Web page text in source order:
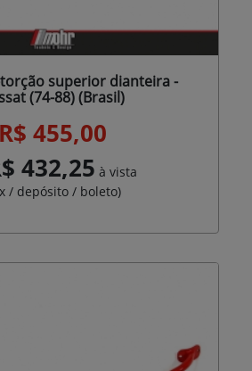
superior dianteira -
(74-88) (Brasil)
R$ 455,00
432,25 à vista
/ depósito / boleto)